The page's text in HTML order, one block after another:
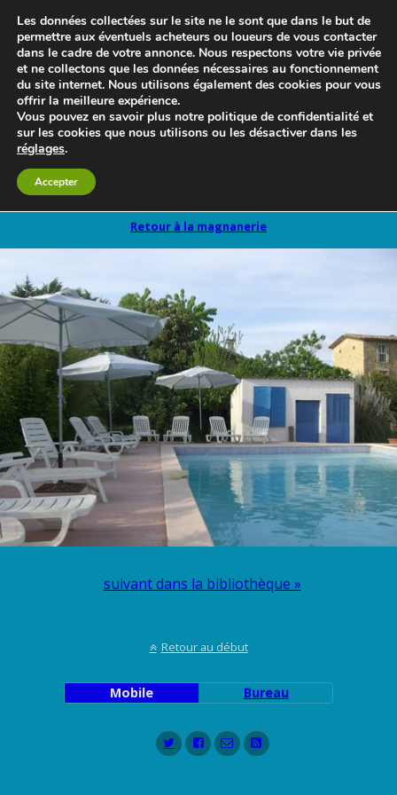
Retour à la magnanerie
suivant dans la bibliothèque »
Retour au début
Mobile Bureau
Les données collectées sur le site ne le sont que dans le but de
permettre aux éventuels acheteurs ou loueurs de vous contacter
dans le cadre de votre annonce. Nous respectons votre vie privée
et ne collectons que les données nécessaires au fonctionnement
du site internet. Nous utilisons également des cookies pour vous
offrir la meilleure expérience.
Vous pouvez en savoir plus notre politique de confidentialité et
sur les cookies que nous utilisons ou les désactiver dans les
réglages.
Accepter